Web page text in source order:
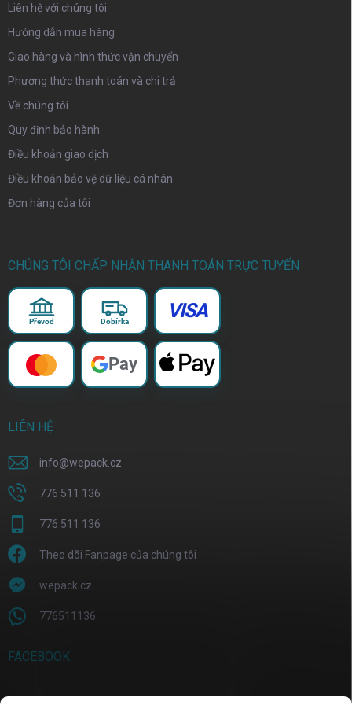
Liên hệ với chúng tôi
Hướng dẫn mua hàng
Giao hàng và hình thức vận chuyển
Phương thức thanh toán và chi trả
Về chúng tôi
Quy định bảo hành
Điều khoản giao dịch
Điều khoản bảo vệ dữ liệu cá nhân
Đơn hàng của tôi
CHÚNG TÔI CHẤP NHẬN THANH TOÁN TRỰC TUYẾN
Převod Dobírka VISA
Pay
LIÊN HỆ
info@wepack.cz
776 511 136
776 511 136
Theo dõi Fanpage của chúng tôi
wepack.cz
776511136
FACEBOOK